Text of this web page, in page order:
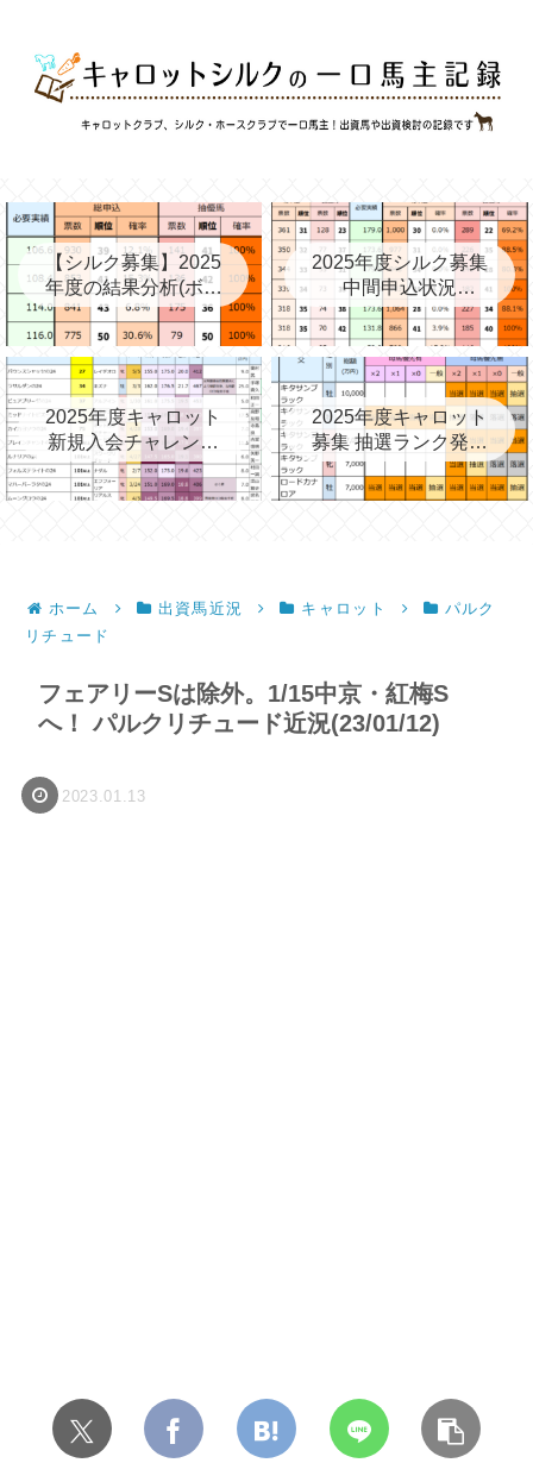
【シルク募集】2025
年度の結果分析(ボー
ダー、確率、昨年度
との比較など)
2025年度シルク募集
中間申込状況
②(08/06)と昨年の中
間③→最終
2025年度キャロット
新規入会チャレンジ
と第2次募集を考える
2025年度キャロット
募集 抽選ランク発表
(09/11)
ホーム 出資馬近況 キャロット
パルク
リチュード
フェアリーSは除外。1/15中京・紅梅S
へ！ パルクリチュード近況(23/01/12)
2023.01.13